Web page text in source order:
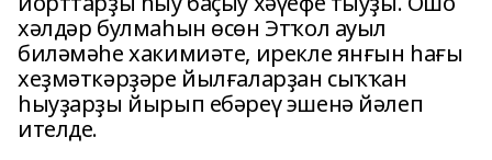
хәлдәр булмаһын өсөн Этҡол ауыл
биләмәһе хакимиәте, ирекле янғын һағы
хеҙмәткәрҙәре йылғаларҙан сыҡҡан
һыуҙарҙы йырып ебәреү эшенә йәлеп
ителде.